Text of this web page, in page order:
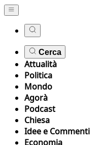
Cerca
Attualità
Politica
Mondo
Agorà
Podcast
Chiesa
Idee e Commenti
Economia